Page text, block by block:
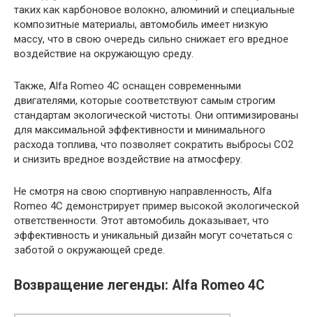
таких как карбоновое волокно, алюминий и специальные
композитные материалы, автомобиль имеет низкую
массу, что в свою очередь сильно снижает его вредное
воздействие на окружающую среду.
Также, Alfa Romeo 4C оснащен современными
двигателями, которые соответствуют самым строгим
стандартам экологической чистоты. Они оптимизированы
для максимальной эффективности и минимального
расхода топлива, что позволяет сократить выбросы CO2
и снизить вредное воздействие на атмосферу.
Не смотря на свою спортивную направленность, Alfa
Romeo 4C демонстрирует пример высокой экологической
ответственности. Этот автомобиль доказывает, что
эффективность и уникальный дизайн могут сочетаться с
заботой о окружающей среде.
Возвращение легенды: Alfa Romeo 4C